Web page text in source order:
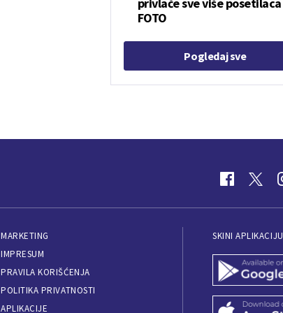
FOTO
Pogledaj sve
MARKETING
IMPRESUM
PRAVILA KORIŠĆENJA
POLITIKA PRIVATNOSTI
APLIKACIJE
SKINI APLIKACIJU